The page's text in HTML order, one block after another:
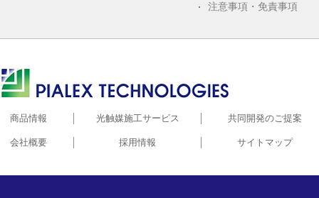
注意事項・免責事項
商品情報 光触媒施工サービス 共同開発のご提案
会社概要 採用情報 サイトマップ